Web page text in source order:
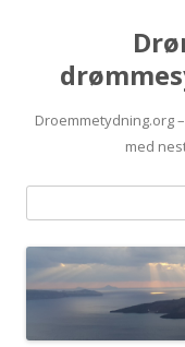
Droemmetydning.org
med
søk: